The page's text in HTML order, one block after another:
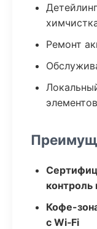
Ремонт
элементов
контроль
Кофе-
с Wi‑Fi